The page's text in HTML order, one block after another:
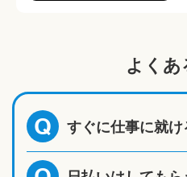
よく
Q すぐに仕事に就